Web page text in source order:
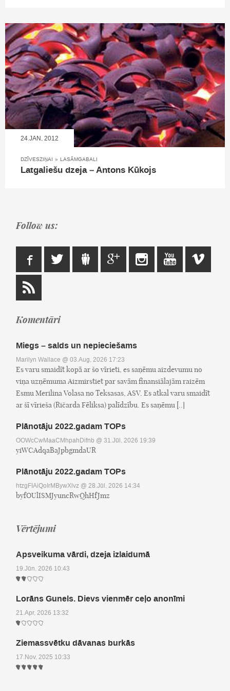
24.JAN, 2012
DZĪVESZIŅAI » LASĀMGABALI
Latgaliešu dzeja – Antons Kūkojs
Follow us:
Komentāri
Miegs – salds un nepieciešams
Marilyn Wallace @ 03.Aug, 2026 17:23
Es varu smaidīt kopā ar šo vīrieti, es saņēmu aizdevumu no
viņa uzņēmuma Aizmirstiet par savām finansiālajām raizēm
Esmu Merilina Volasa no Teksasas, ASV. Es atkal varu smaidīt
ar šī vīrieša (Ričarda Fēliksa) palīdzību. Es saņēmu [..]
Plānotāju 2022.gadam TOPs
OOWcCwMaaCMhpahDifnb @ 31.Jūl, 2026 19:39
yiWCAdqaBaJpbgmdaUR
Plānotāju 2022.gadam TOPs
htzgFIAiQoIrMBywXlvz @ 28.Jūl, 2026 14:34
byfOUlISMJyuncRwQhHfJmz
Vērtējumi
Apsveikuma vārdi, dzeja izlaidumā
19.Jūn, 2026 10:43
Lorāns Gunels. Dievs vienmēr ceļo anonīmi
21.Apr, 2026 13:32
Ziemassvētku dāvanas burkās
17.Nov, 2025 10:33